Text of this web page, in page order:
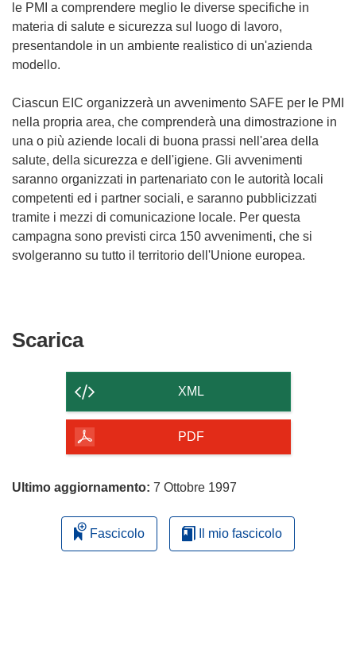
le PMI a comprendere meglio le diverse specifiche in
materia di salute e sicurezza sul luogo di lavoro,
presentandole in un ambiente realistico di un'azienda
modello.
Ciascun EIC organizzerà un avvenimento SAFE per le PMI
nella propria area, che comprenderà una dimostrazione in
una o più aziende locali di buona prassi nell'area della
salute, della sicurezza e dell'igiene. Gli avvenimenti
saranno organizzati in partenariato con le autorità locali
competenti ed i partner sociali, e saranno pubblicizzati
tramite i mezzi di comunicazione locale. Per questa
campagna sono previsti circa 150 avvenimenti, che si
svolgeranno su tutto il territorio dell'Unione europea.
ScaricaScarica
contenuto
della
pagina
XML
PDF
Ultimo aggiornamento: 7 Ottobre 1997
Fascicolo Il mio fascicolo